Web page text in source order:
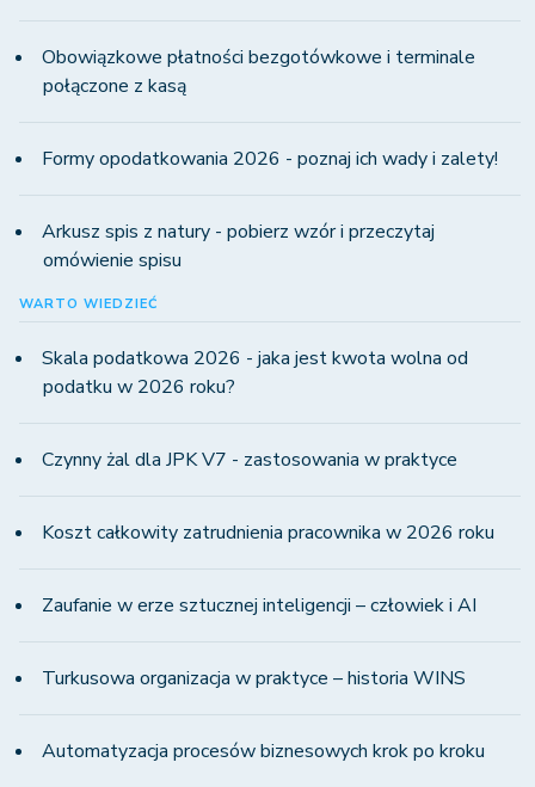
Obowiązkowe płatności bezgotówkowe i terminale
połączone z kasą
Formy opodatkowania 2026 - poznaj ich wady i zalety!
Arkusz spis z natury - pobierz wzór i przeczytaj
omówienie spisu
WARTO WIEDZIEĆ
Skala podatkowa 2026 - jaka jest kwota wolna od
podatku w 2026 roku?
Czynny żal dla JPK V7 - zastosowania w praktyce
Koszt całkowity zatrudnienia pracownika w 2026 roku
Zaufanie w erze sztucznej inteligencji – człowiek i AI
Turkusowa organizacja w praktyce – historia WINS
Automatyzacja procesów biznesowych krok po kroku